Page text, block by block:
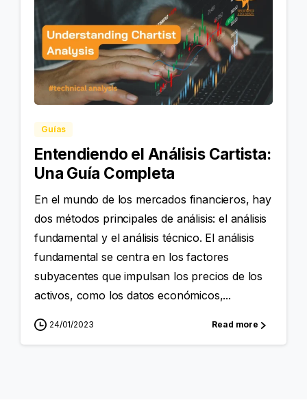
Guías
Entendiendo el Análisis Cartista:
Una Guía Completa
En el mundo de los mercados financieros, hay
dos métodos principales de análisis: el análisis
fundamental y el análisis técnico. El análisis
fundamental se centra en los factores
subyacentes que impulsan los precios de los
activos, como los datos económicos,...
24/01/2023 Read more